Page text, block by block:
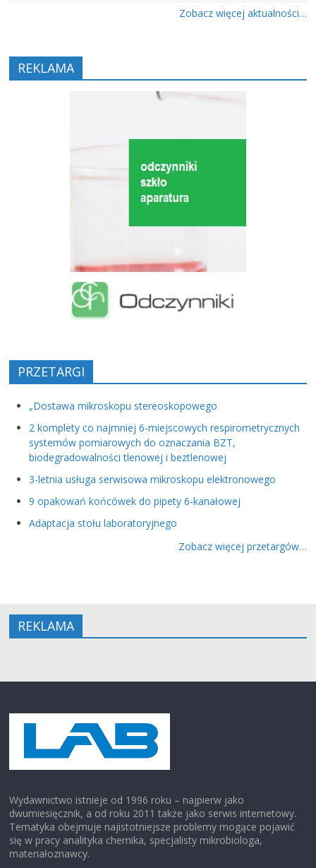
Zobacz więcej aktualności…
REKLAMA
PRZETARGI
„Dostawa mikroskopu stereoskopowego
2 komplety co najmniej 6-miejscowych respirometrycznych
systemów pomiarowych do oznaczania BZT,
biodegradowalności tlenowej i beztlenowej
3-letnia usługa serwisowa mikroskopu elektronowego
9 opakowań końcówek do pipety 6-kanałowej
Adaptacja stołu laboratoryjnego
Zobacz więcej przetargów…
REKLAMA
Wydawnictwo istnieje od 1996 roku – najpierw jako
dwumiesięcznik, a od roku 2011 także jako serwis internetowy.
Tematyka obejmuje najistotniejsze problemy mogące pojawić
się w pracy analityka chemika, specjalisty mikrobiologa,
materiałoznawcy.